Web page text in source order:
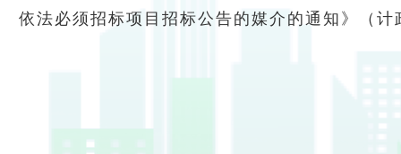
依法必须招标项目招标公告的媒介的通知》（